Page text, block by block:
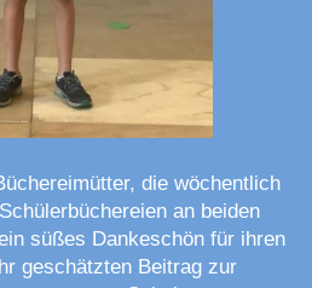
die wöchentlich
an beiden
süßes Dankeschön für ihren
geschätzten Beitrag zur